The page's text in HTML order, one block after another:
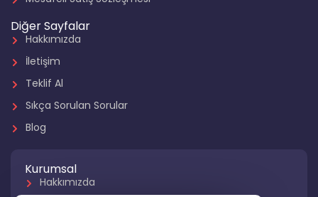
Diğer Sayfalar
Hakkımızda
İletişim
Teklif Al
Sıkça Sorulan Sorular
Blog
Kurumsal
Hakkımızda